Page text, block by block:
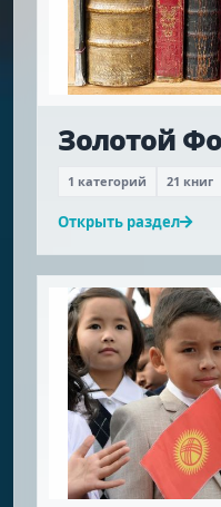
Золотой
1 категорий 21 книг
Открыть раздел